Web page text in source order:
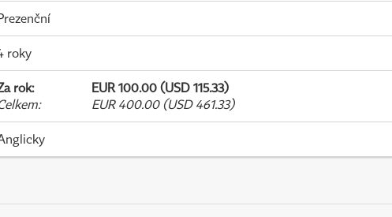
roky
rok:
EUR 100.00 (USD 115.33)
: EUR 400.00 (USD 461.33)